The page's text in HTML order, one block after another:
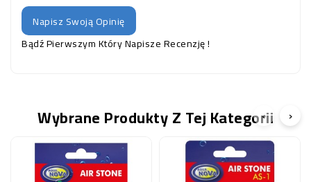
Napisz Swoją Opinię
Bądź Pierwszym Który Napisze Recenzję !
Wybrane Produkty Z Tej Kategorii
‹ ›